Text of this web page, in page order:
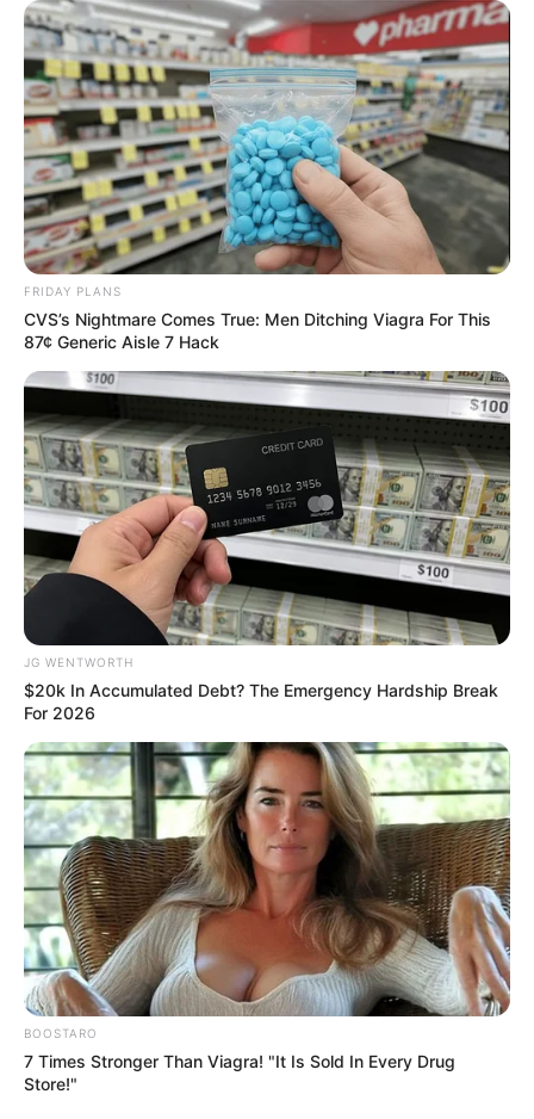
The Massive Snake That's Redefining 'Giant'—
Bigger Than Anacondas
BRAINBERRIES
Mysterious Roman Statue Unearthed In Toledo
BRAINBERRIES
Britney Spears' Look Has Changed — Here's Why
BRAINBERRIES
FRIDAY PLANS
CVS’s Nightmare Comes True: Men Ditching Viagra For This
87¢ Generic Aisle 7 Hack
JG WENTWORTH
$20k In Accumulated Debt? The Emergency Hardship Break
For 2026
BOOSTARO
7 Times Stronger Than Viagra! "It Is Sold In Every Drug
Store!"